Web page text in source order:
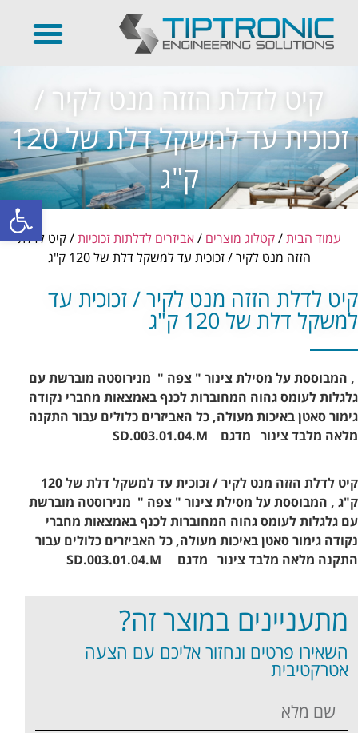
פתח
קיט לדלת הזזה מנט לקיר /
זכוכית עד למשקל דלת של 120
ק"ג
עמוד הבית/קטלוג מוצרים /אביזרים לדלתות זכוכיות/ קיט לדלת
הזזה מנט לקיר / זכוכית עד למשקל דלת של 120 ק"ג
קיט לדלת הזזה מנט לקיר / זכוכית עד
למשקל דלת של 120 ק"ג
, המבוססת על מסילת צינור " צפה " מנירוסטה מוברשת עם
גלגלות לעומס גהוה המחוברות לכנף באמצאות מחברי נקודה
גימור סאטן באיכות מעולה, כל האביזרים כלולים עבור התקנה
מלאה מלבד צינור מדגם
SD.003.01.04.M
קיט לדלת הזזה
מנט לקיר / זכוכית עד למשקל דלת של 120
ק"ג , המבוססת על מסילת צינור " צפה " מנירוסטה מוברשת
עם גלגלות לעומס גהוה המחוברות לכנף באמצאות מחברי
נקודה גימור סאטן באיכות מעולה, כל האביזרים כלולים עבור
התקנה מלאה מלבד צינור מדגם
SD.003.01.04.M
מתעניינים במוצר זה?
השאירו פרטים ונחזור אליכם עם הצעה
אטרקטיבית